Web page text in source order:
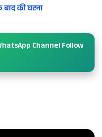
की घटना
Channel Follow